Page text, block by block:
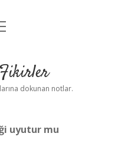
dokunan notlar.
uyutur mu